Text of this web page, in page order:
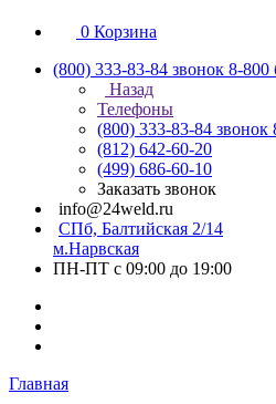
0 Корзина
(800) 333-83-84 звонок 8-800
Назад
Телефоны
(800) 333-83-84 звонок
(812) 642-60-20
(499) 686-60-10
Заказать звонок
info@24weld.ru
СПб, Балтийская 2/14
м.Нарвская
ПН-ПТ с 09:00 до 19:00
Главная